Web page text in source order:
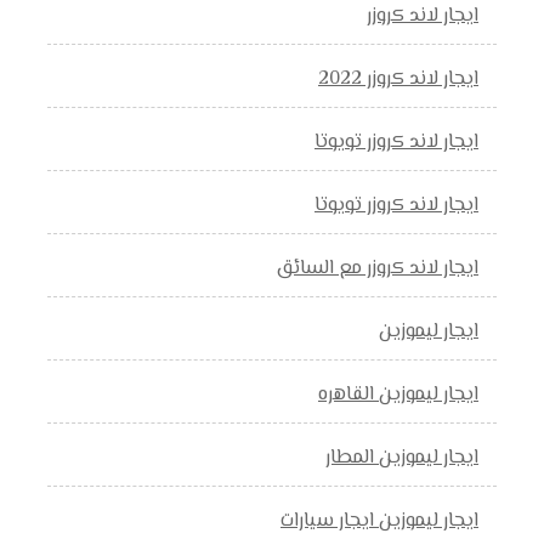
ايجار لاند كروزر
ايجار لاند كروزر 2022
ايجار لاند كروزر تويوتا
ايجار لاند كروزر تويوتا
ايجار لاند كروزر مع السائق
ايجار ليموزين
ايجار ليموزين القاهره
ايجار ليموزين المطار
ايجار ليموزين ايجار سيارات